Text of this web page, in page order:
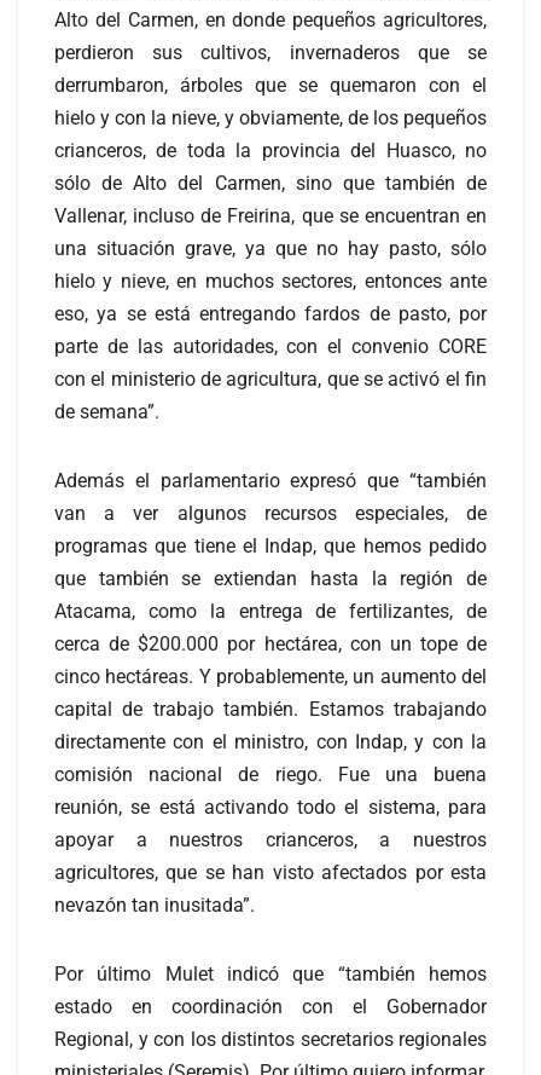
Alto del Carmen, en donde pequeños agricultores,
perdieron sus cultivos, invernaderos que se
derrumbaron, árboles que se quemaron con el
hielo y con la nieve, y obviamente, de los pequeños
crianceros, de toda la provincia del Huasco, no
sólo de Alto del Carmen, sino que también de
Vallenar, incluso de Freirina, que se encuentran en
una situación grave, ya que no hay pasto, sólo
hielo y nieve, en muchos sectores, entonces ante
eso, ya se está entregando fardos de pasto, por
parte de las autoridades, con el convenio CORE
con el ministerio de agricultura, que se activó el fin
de semana”.
Además el parlamentario expresó que “también
van a ver algunos recursos especiales, de
programas que tiene el Indap, que hemos pedido
que también se extiendan hasta la región de
Atacama, como la entrega de fertilizantes, de
cerca de $200.000 por hectárea, con un tope de
cinco hectáreas. Y probablemente, un aumento del
capital de trabajo también. Estamos trabajando
directamente con el ministro, con Indap, y con la
comisión nacional de riego. Fue una buena
reunión, se está activando todo el sistema, para
apoyar a nuestros crianceros, a nuestros
agricultores, que se han visto afectados por esta
nevazón tan inusitada”.
Por último Mulet indicó que “también hemos
estado en coordinación con el Gobernador
Regional, y con los distintos secretarios regionales